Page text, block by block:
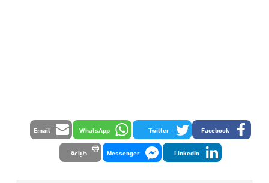
Facebook
Twitter
WhatsApp
Email
LinkedIn
Messenger طباعة